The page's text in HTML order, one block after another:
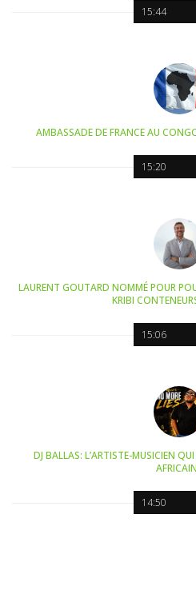
15:44
15:20
AMBASSADE DE FRANCE AU
15:06
LAURENT GOUTARD NOMMÉ POUR
KRIBI
14:50
DJ BALLAS: L’ARTISTE-MUSICIEN